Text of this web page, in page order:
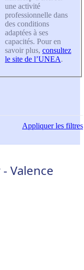
une activité
professionnelle dans
des conditions
adaptées à ses
capacités. Pour en
savoir plus, consultez
le site de l’UNEA.
Appliquerles filtres
Valence